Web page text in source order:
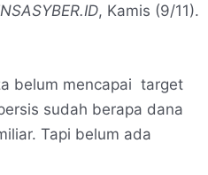
, Kamis (9/11).
belum mencapai target
sudah berapa dana
Tapi belum ada